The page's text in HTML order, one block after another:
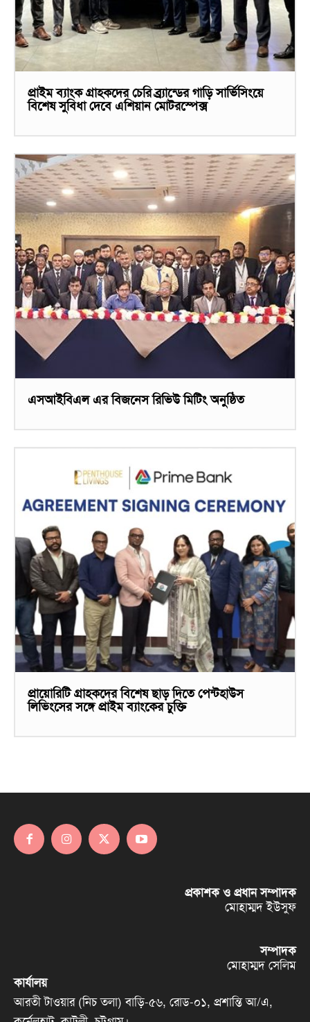
প্রাইম ব্যাংক গ্রাহকদের চেরি ব্র্র্যান্ডের গাড়ি সার্ভিসিংয়ে
বিশেষ সুবিধা দেবে এশিয়ান মোটরস্পেক্স
এসআইবিএল এর বিজনেস রিভিউ মিটিং অনুষ্ঠিত
প্রায়োরিটি গ্রাহকদের বিশেষ ছাড় দিতে পেন্টহাউস
লিভিংসের সঙ্গে প্রাইম ব্যাংকের চুক্তি
প্রকাশক ও প্রধান সম্পাদক
মোহাম্মদ ইউসুফ
সম্পাদক
মোহাম্মদ সেলিম
কার্যালয়
আরতী টাওয়ার (নিচ তলা) বাড়ি-৫৬, রোড-০১, প্রশান্তি আ/এ,